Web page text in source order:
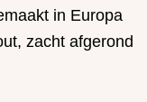
in Europa
zacht afgerond